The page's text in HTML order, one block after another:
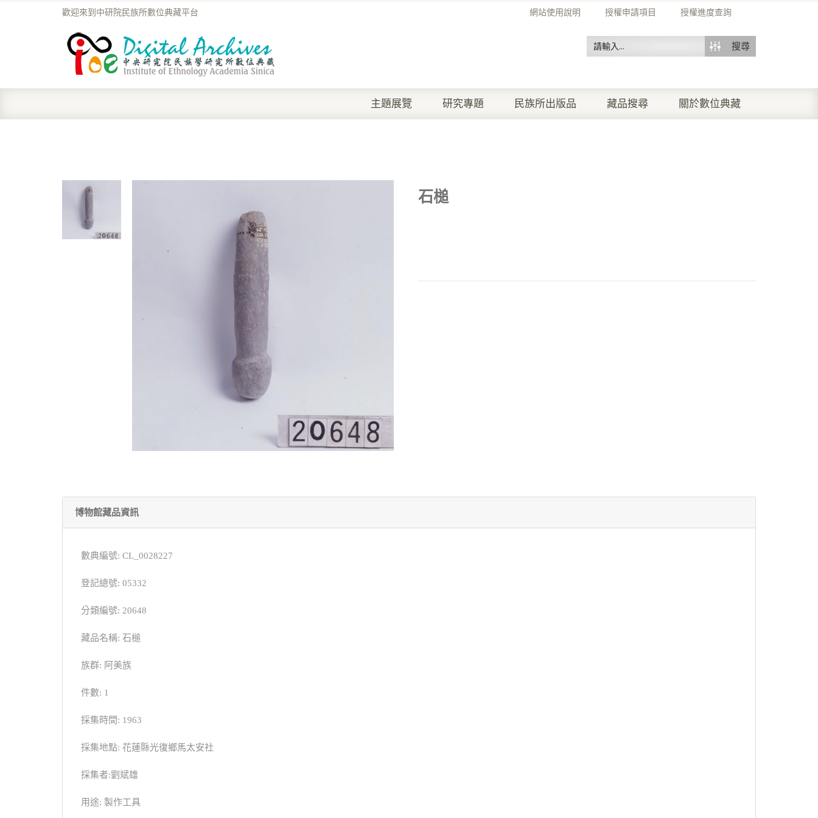
網站使用說明 授權申請項目 授權進度查詢
歡迎來到中研院民族所數位典藏平台
搜尋
主題展覽 研究專題 民族所出版品 藏品搜尋 關於數位典藏
石槌
博物館藏品資訊
數典編號: CL_0028227
登記總號: 05332
分類編號: 20648
藏品名稱: 石槌
族群: 阿美族
件數: 1
採集時間: 1963
採集地點: 花蓮縣光復鄉馬太安社
採集者:劉斌雄
用途: 製作工具